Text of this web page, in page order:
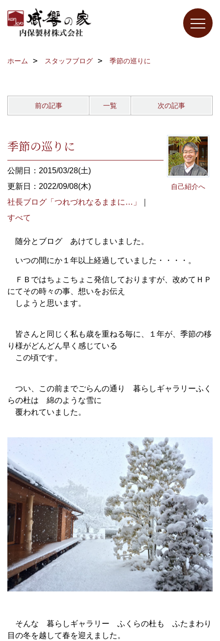
ホーム スタッフブログ 季節の巡りに
前の記事 一覧 次の記事
自己紹介へ
季節の巡りに
公開日：2015/03/28(土)
更新日：2022/09/08(木)
社長ブログ「つれづれなるままに…」
すべて
随分とブログ あけてしまいました。
いつの間にか１年以上経過していました・・・・。
ＦＢではちょこちょこ発信しておりますが、改めてＨＰ
にてその時々の事、想いをお伝え
しようと思います。
皆さんと同じく私も歳を重ねる毎に、１年が、季節の移
り様がどんどん早く感じている
この頃です。
つい、この前までごらんの通り 暮らしギャラリーふく
らの杜は 綿のような雪に
覆われていました。
そんな 暮らしギャラリー ふくらの杜も ふたまわり
目の冬を越して春を迎えました。